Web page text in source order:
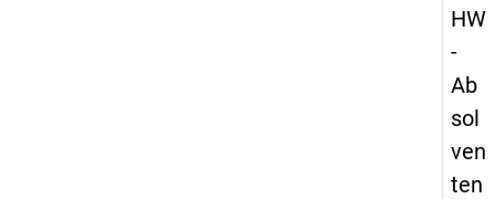
HW
-
Ab
sol
ven
ten